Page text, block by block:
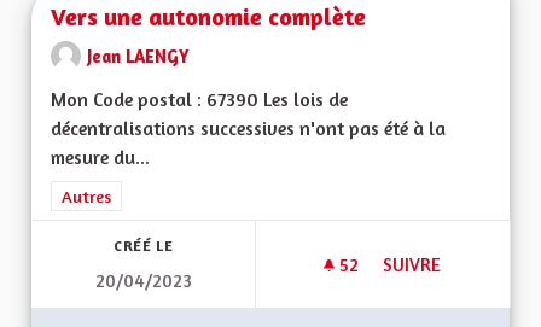
Vers une autonomie complète
Jean LAENGY
Mon Code postal : 67390 Les lois de
décentralisations successives n'ont pas été à la
mesure du...
Filtrer les résultats de la catégorie : Autres
Autres
CRÉÉ LE
20/04/2023
52 52 ABONNÉS
SUIVRE